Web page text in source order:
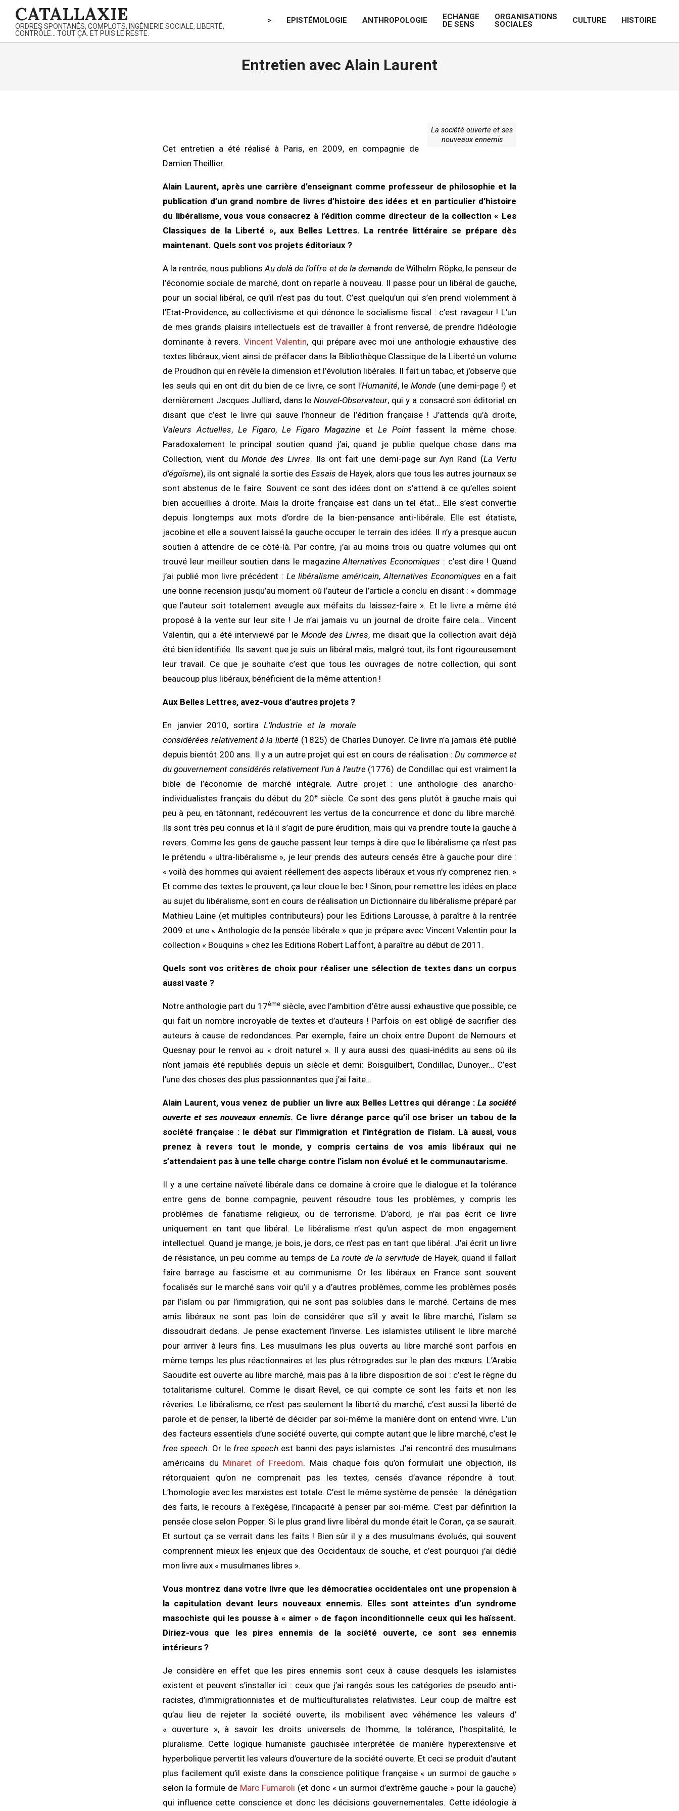
content
CATALLAXIE
ORDRES SPONTANÉS, COMPLOTS, INGÉNIERIE SOCIALE, LIBERTÉ,
CONTRÔLE… TOUT ÇA. ET PUIS LE RESTE.
> EPISTÉMOLOGIE ANTHROPOLOGIE
ECHANGE
DE SENS
ORGANISATIONS
SOCIALES
CULTURE HISTOIRE
Entretien avec Alain Laurent
La société ouverte et ses
nouveaux ennemis
Cet entretien a été réalisé à Paris, en 2009, en compagnie de
Damien Theillier.
Alain Laurent, après une carrière d’enseignant comme professeur de philosophie et la
publication d’un grand nombre de livres d’histoire des idées et en particulier d’histoire
du libéralisme, vous vous consacrez à l’édition comme directeur de la collection « Les
Classiques de la Liberté », aux Belles Lettres. La rentrée littéraire se prépare dès
maintenant. Quels sont vos projets éditoriaux ?
A la rentrée, nous publionsAu delà de l’offre et de la demande de Wilhelm Röpke, le penseur de
l’économie sociale de marché, dont on reparle à nouveau. Il passe pour un libéral de gauche,
pour un social libéral, ce qu’il n’est pas du tout. C’est quelqu’un qui s’en prend violemment à
l’Etat-Providence, au collectivisme et qui dénonce le socialisme fiscal : c’est ravageur ! L’un
de mes grands plaisirs intellectuels est de travailler à front renversé, de prendre l’idéologie
dominante à revers. Vincent Valentin, qui prépare avec moi une anthologie exhaustive des
textes libéraux, vient ainsi de préfacer dans la Bibliothèque Classique de la Liberté un volume
de Proudhon qui en révèle la dimension et l’évolution libérales. Il fait un tabac, et j’observe que
les seuls qui en ont dit du bien de ce livre, ce sont l’Humanité, le Monde (une demi-page !) et
dernièrement Jacques Julliard, dans leNouvel-Observateur, qui y a consacré son éditorial en
disant que c’est le livre qui sauve l’honneur de l’édition française ! J’attends qu’à droite,
Valeurs Actuelles, Le Figaro, Le Figaro Magazine et Le Pointfassent la même chose.
Paradoxalement le principal soutien quand j’ai, quand je publie quelque chose dans ma
Collection, vient du Monde des Livres. Ils ont fait une demi-page sur Ayn Rand (La Vertu
d’égoïsme), ils ont signalé la sortie des Essais de Hayek, alors que tous les autres journaux se
sont abstenus de le faire. Souvent ce sont des idées dont on s’attend à ce qu’elles soient
bien accueillies à droite. Mais la droite française est dans un tel état… Elle s’est convertie
depuis longtemps aux mots d’ordre de la bien-pensance anti-libérale. Elle est étatiste,
jacobine et elle a souvent laissé la gauche occuper le terrain des idées. Il n’y a presque aucun
soutien à attendre de ce côté-là. Par contre, j’ai au moins trois ou quatre volumes qui ont
trouvé leur meilleur soutien dans le magazineAlternatives Economiques : c’est dire ! Quand
j’ai publié mon livre précédent : Le libéralisme américain,Alternatives Economiques en a fait
une bonne recension jusqu’au moment où l’auteur de l’article a conclu en disant : « dommage
que l’auteur soit totalement aveugle aux méfaits du laissez-faire ». Et le livre a même été
proposé à la vente sur leur site ! Je n’ai jamais vu un journal de droite faire cela… Vincent
Valentin, qui a été interviewé par le Monde des Livres, me disait que la collection avait déjà
été bien identifiée. Ils savent que je suis un libéral mais, malgré tout, ils font rigoureusement
leur travail. Ce que je souhaite c’est que tous les ouvrages de notre collection, qui sont
beaucoup plus libéraux, bénéficient de la même attention !
Aux Belles Lettres, avez-vous d’autres projets ?
En janvier 2010, sortira L’Industrie et la morale
considérées relativement à la liberté (1825) de Charles Dunoyer. Ce livre n’a jamais été publié
depuis bientôt 200 ans. Il y a un autre projet qui est en cours de réalisation :Du commerce et
du gouvernement considérés relativement l’un à l’autre (1776) de Condillac qui est vraiment la
bible de l’économie de marché intégrale. Autre projet : une anthologie des anarcho-
individualistes français du début du 20e siècle. Ce sont des gens plutôt à gauche mais qui
peu à peu, en tâtonnant, redécouvrent les vertus de la concurrence et donc du libre marché.
Ils sont très peu connus et là il s’agit de pure érudition, mais qui va prendre toute la gauche à
revers. Comme les gens de gauche passent leur temps à dire que le libéralisme ça n’est pas
le prétendu « ultra-libéralisme », je leur prends des auteurs censés être à gauche pour dire :
« voilà des hommes qui avaient réellement des aspects libéraux et vous n’y comprenez rien. »
Et comme des textes le prouvent, ça leur cloue le bec ! Sinon, pour remettre les idées en place
au sujet du libéralisme, sont en cours de réalisation un Dictionnaire du libéralisme préparé par
Mathieu Laine (et multiples contributeurs) pour les Editions Larousse, à paraître à la rentrée
2009 et une « Anthologie de la pensée libérale » que je prépare avec Vincent Valentin pour la
collection « Bouquins » chez les Editions Robert Laffont, à paraître au début de 2011.
Quels sont vos critères de choix pour réaliser une sélection de textes dans un corpus
aussi vaste ?
Notre anthologie part du 17èmesiècle, avec l’ambition d’être aussi exhaustive que possible, ce
qui fait un nombre incroyable de textes et d’auteurs ! Parfois on est obligé de sacrifier des
auteurs à cause de redondances. Par exemple, faire un choix entre Dupont de Nemours et
Quesnay pour le renvoi au « droit naturel ». Il y aura aussi des quasi-inédits au sens où ils
n’ont jamais été republiés depuis un siècle et demi: Boisguilbert, Condillac, Dunoyer… C’est
l’une des choses des plus passionnantes que j’ai faite…
Alain Laurent, vous venez de publier un livre aux Belles Lettres qui dérange : La société
ouverte et ses nouveaux ennemis. Ce livre dérange parce qu’il ose briser un tabou de la
société française : le débat sur l’immigration et l’intégration de l’islam. Là aussi, vous
prenez à revers tout le monde, y compris certains de vos amis libéraux qui ne
s’attendaient pas à une telle charge contre l’islam non évolué et le communautarisme.
Il y a une certaine naïveté libérale dans ce domaine à croire que le dialogue et la tolérance
entre gens de bonne compagnie, peuvent résoudre tous les problèmes, y compris les
problèmes de fanatisme religieux, ou de terrorisme. D’abord, je n’ai pas écrit ce livre
uniquement en tant que libéral. Le libéralisme n’est qu’un aspect de mon engagement
intellectuel. Quand je mange, je bois, je dors, ce n’est pas en tant que libéral. J’ai écrit un livre
de résistance, un peu comme au temps de La route de la servitude de Hayek, quand il fallait
faire barrage au fascisme et au communisme. Or les libéraux en France sont souvent
focalisés sur le marché sans voir qu’il y a d’autres problèmes, comme les problèmes posés
par l’islam ou par l’immigration, qui ne sont pas solubles dans le marché. Certains de mes
amis libéraux ne sont pas loin de considérer que s’il y avait le libre marché, l’islam se
dissoudrait dedans. Je pense exactement l’inverse. Les islamistes utilisent le libre marché
pour arriver à leurs fins. Les musulmans les plus ouverts au libre marché sont parfois en
même temps les plus réactionnaires et les plus rétrogrades sur le plan des mœurs. L’Arabie
Saoudite est ouverte au libre marché, mais pas à la libre disposition de soi : c’est le règne du
totalitarisme culturel. Comme le disait Revel, ce qui compte ce sont les faits et non les
rêveries. Le libéralisme, ce n’est pas seulement la liberté du marché, c’est aussi la liberté de
parole et de penser, la liberté de décider par soi-même la manière dont on entend vivre. L’un
des facteurs essentiels d’une société ouverte, qui compte autant que le libre marché, c’est le
free speech. Or le free speech est banni des pays islamistes. J’ai rencontré des musulmans
américains du Minaret of Freedom. Mais chaque fois qu’on formulait une objection, ils
rétorquaient qu’on ne comprenait pas les textes, censés d’avance répondre à tout.
L’homologie avec les marxistes est totale. C’est le même système de pensée : la dénégation
des faits, le recours à l’exégèse, l’incapacité à penser par soi-même. C’est par définition la
pensée close selon Popper. Si le plus grand livre libéral du monde était le Coran, ça se saurait.
Et surtout ça se verrait dans les faits ! Bien sûr il y a des musulmans évolués, qui souvent
comprennent mieux les enjeux que des Occidentaux de souche, et c’est pourquoi j’ai dédié
mon livre aux « musulmanes libres ».
Vous montrez dans votre livre que les démocraties occidentales ont une propension à
la capitulation devant leurs nouveaux ennemis. Elles sont atteintes d’un syndrome
masochiste qui les pousse à « aimer » de façon inconditionnelle ceux qui les haïssent.
Diriez-vous que les pires ennemis de la société ouverte, ce sont ses ennemis
intérieurs ?
Je considère en effet que les pires ennemis sont ceux à cause desquels les islamistes
existent et peuvent s’installer ici : ceux que j’ai rangés sous les catégories de pseudo anti-
racistes, d’immigrationnistes et de multiculturalistes relativistes. Leur coup de maître est
qu’au lieu de rejeter la société ouverte, ils mobilisent avec véhémence les valeurs d’
« ouverture », à savoir les droits universels de l’homme, la tolérance, l’hospitalité, le
pluralisme. Cette logique humaniste gauchisée interprétée de manière hyperextensive et
hyperbolique pervertit les valeurs d’ouverture de la société ouverte. Et ceci se produit d’autant
plus facilement qu’il existe dans la conscience politique française « un surmoi de gauche »
selon la formule de Marc Fumaroli (et donc « un surmoi d’extrême gauche » pour la gauche)
qui influence cette conscience et donc les décisions gouvernementales. Cette idéologie à